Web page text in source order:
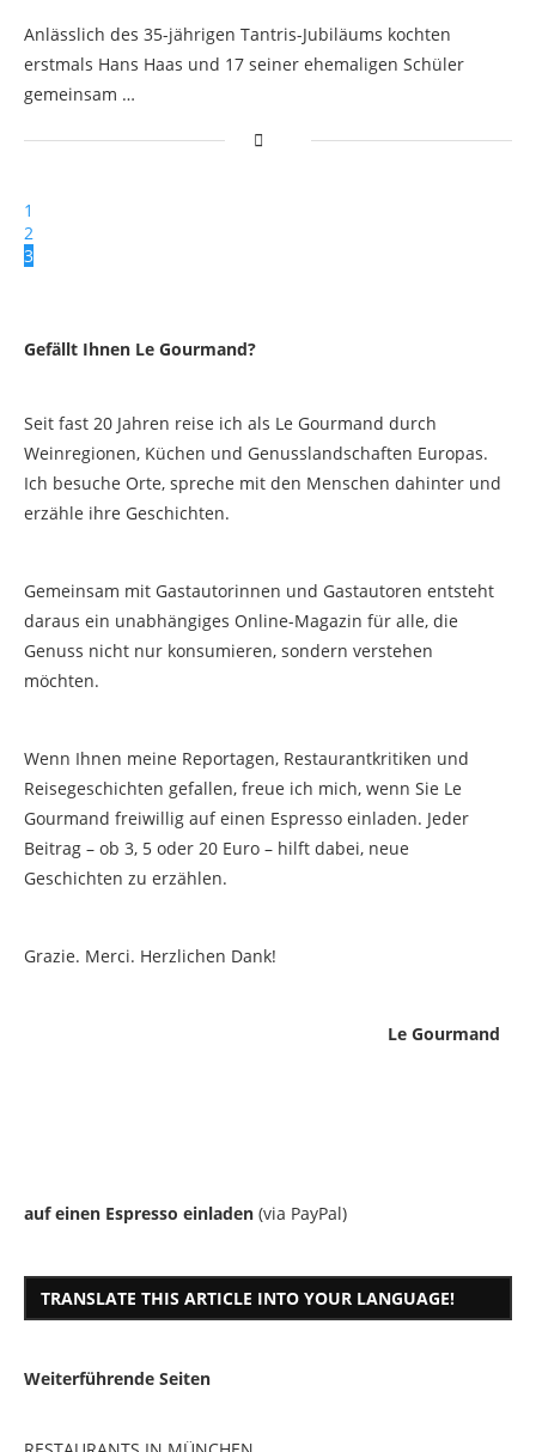
Anlässlich des 35-jährigen Tantris-Jubiläums kochten
erstmals Hans Haas und 17 seiner ehemaligen Schüler
gemeinsam …
1
2
3
Gefällt Ihnen Le Gourmand?
Seit fast 20 Jahren reise ich als Le Gourmand durch
Weinregionen, Küchen und Genusslandschaften Europas.
Ich besuche Orte, spreche mit den Menschen dahinter und
erzähle ihre Geschichten.
Gemeinsam mit Gastautorinnen und Gastautoren entsteht
daraus ein unabhängiges Online-Magazin für alle, die
Genuss nicht nur konsumieren, sondern verstehen
möchten.
Wenn Ihnen meine Reportagen, Restaurantkritiken und
Reisegeschichten gefallen, freue ich mich, wenn Sie Le
Gourmand freiwillig auf einen Espresso einladen. Jeder
Beitrag – ob 3, 5 oder 20 Euro – hilft dabei, neue
Geschichten zu erzählen.
Grazie. Merci. Herzlichen Dank!
Le Gourmand
auf einen Espresso einladen (via PayPal)
TRANSLATE THIS ARTICLE INTO YOUR LANGUAGE!
Weiterführende Seiten